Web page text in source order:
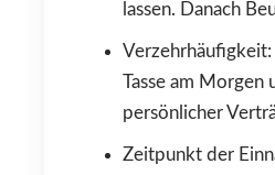
lassen. Danach
Tasse am Morgen
persönlicher
Zeitpunkt der